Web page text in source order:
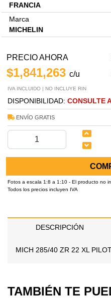
FRANCIA
Marca
MICHELIN
PRECIO AHORA
$1,841,263 c/u
IVA INCLUIDO | NO INCLUYE RIN
DISPONIBILIDAD: CONSULTE
ENVÍO GRATIS
Fotos a escala 1:8 a 1:10 - El producto no
Todos los precios incluyen IVA
DESCRIPCIÓN
MICH 285/40 ZR 22 XL
TAMBIÉN TE